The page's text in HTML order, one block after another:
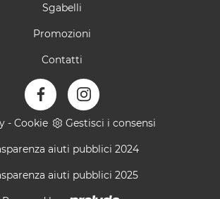
Sgabelli
Promozioni
Contatti
- Cookie Gestisci i consensi
aiuti pubblici 2024
aiuti pubblici 2025